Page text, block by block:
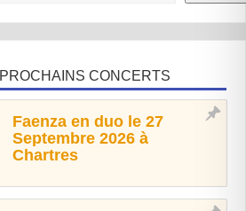
PROCHAINS CONCERTS
Faenza en duo le 27
Septembre 2026 à
Chartres